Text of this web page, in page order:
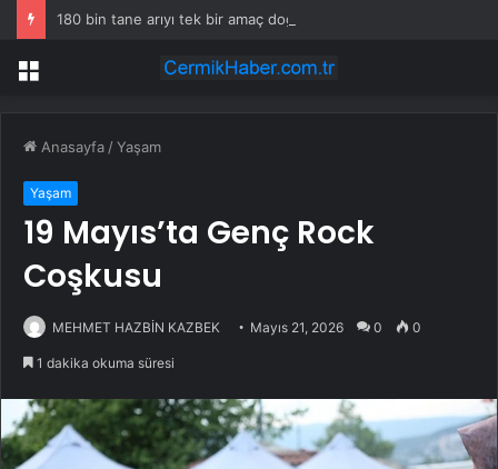
180 bin tane arıyı tek bir amaç doğaya saldılar
Menü
Anasayfa /Yaşam
Yaşam
19 Mayıs’ta Genç Rock
Coşkusu
MEHMET HAZBİN KAZBEK Mayıs 21, 2026 0 0
1 dakika okuma süresi